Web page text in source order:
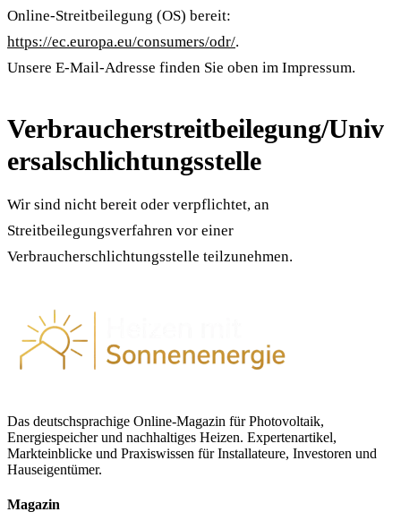
Online-Streitbeilegung (OS) bereit:
https://ec.europa.eu/consumers/odr/.
Unsere E-Mail-Adresse finden Sie oben im Impressum.
Verbraucherstreitbeilegung/Univ
ersalschlichtungsstelle
Wir sind nicht bereit oder verpflichtet, an
Streitbeilegungsverfahren vor einer
Verbraucherschlichtungsstelle teilzunehmen.
Das deutschsprachige Online-Magazin für Photovoltaik,
Energiespeicher und nachhaltiges Heizen. Expertenartikel,
Markteinblicke und Praxiswissen für Installateure, Investoren und
Hauseigentümer.
Magazin